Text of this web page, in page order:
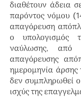
διαθέτουν άδεια
παρόντος νόμου
απαγόρευση
ο υπολογισμός
ναύλωσης, από
απαγόρευσης
ημερομηνία άρσης
δεν συμπληρωθεί
ισχύς της